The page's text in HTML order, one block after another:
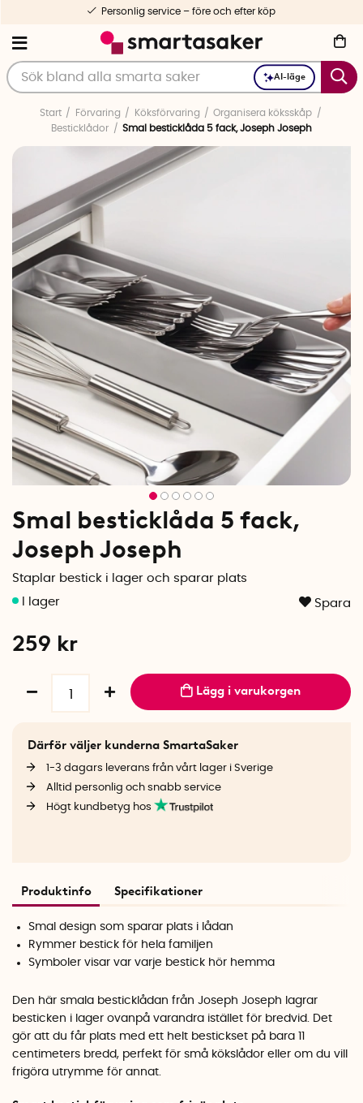
AI-läge
Personlig service – före och efter köp
Start Förvaring Köksförvaring
Organisera köksskåp
Besticklådor
Smal besticklåda 5 fack, Joseph Joseph
Smal besticklåda 5 fack,
Joseph Joseph
Staplar bestick i lager och sparar plats
Spara
259 kr
Lägg i varukorgen
Därför väljer kunderna SmartaSaker
1-3 dagars leverans från vårt lager i Sverige
Alltid personlig och snabb service
Högt kundbetyg hos
Produktinfo Specifikationer
Smal design som sparar plats i lådan
Rymmer bestick för hela familjen
Symboler visar var varje bestick hör hemma
Den här smala besticklådan från Joseph Joseph lagrar
besticken i lager ovanpå varandra istället för bredvid. Det
gör att du får plats med ett helt bestickset på bara 11
centimeters bredd, perfekt för små kökslådor eller om du vill
frigöra utrymme för annat.